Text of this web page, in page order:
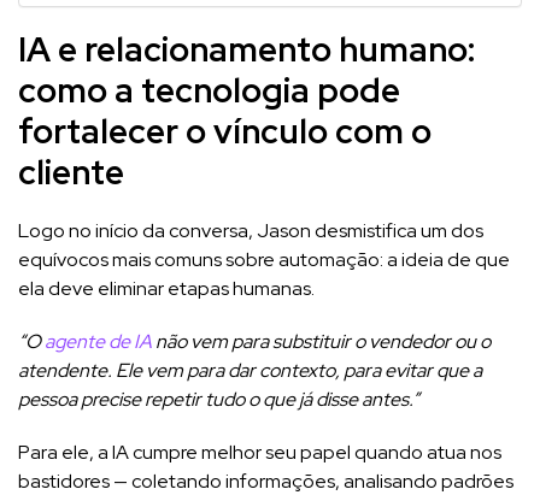
IA e relacionamento humano:
como a tecnologia pode
fortalecer o vínculo com o
cliente
Logo no início da conversa, Jason desmistifica um dos
equívocos mais comuns sobre automação: a ideia de que
ela deve eliminar etapas humanas.
“Oagente de IAnão vem para substituir o vendedor ou o
atendente. Ele vem para dar contexto, para evitar que a
pessoa precise repetir tudo o que já disse antes.”
Para ele, a IA cumpre melhor seu papel quando atua nos
bastidores — coletando informações, analisando padrões